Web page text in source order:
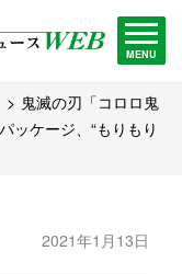
MENU
鬼滅の刃「コロロ鬼
ッケージ、“もりもり
2021年1月13日